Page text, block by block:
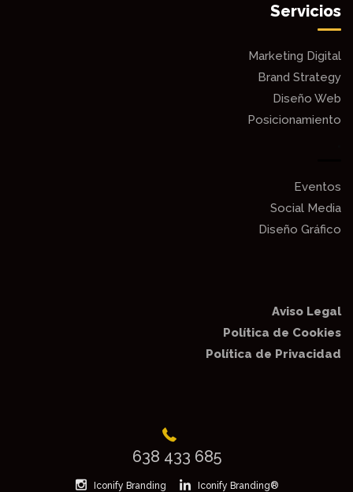
Servicios
Marketing Digital
Brand Strategy
Diseño Web
Posicionamiento
Eventos
Social Media
Diseño Gráfico
Aviso Legal
Política de Cookies
Política de Privacidad
638 433 685
Iconify Branding Iconify Branding®